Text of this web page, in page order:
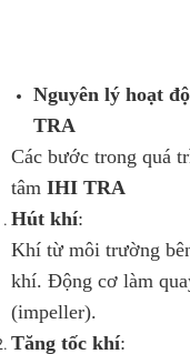
Nguyên lý hoạt
TRA
Các bước trong quá
tâm IHI TRA
Hút khí:
Khí từ môi trường
khí. Động cơ làm
(impeller).
Tăng tốc khí: